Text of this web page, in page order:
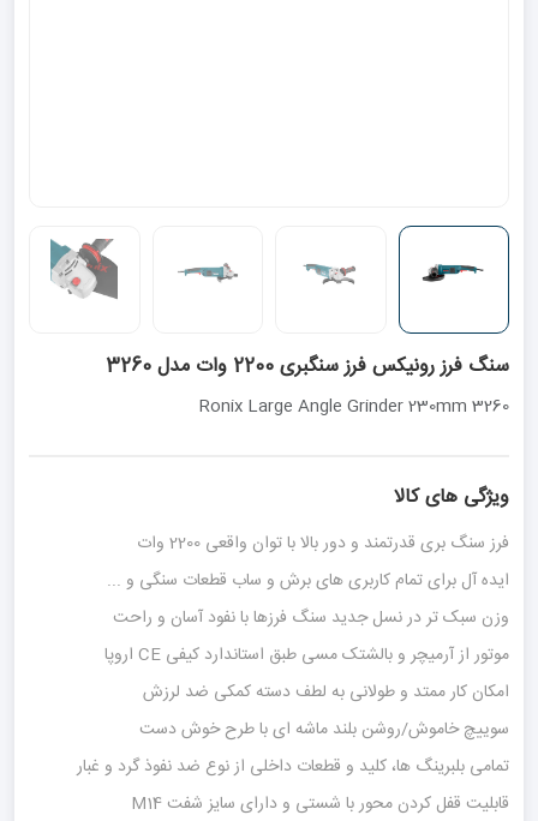
سنگ فرز رونیکس فرز سنگبری 2200 وات مدل 3260
Ronix Large Angle Grinder 230mm 3260
ویژگی های کالا
فرز سنگ بری قدرتمند و دور بالا با توان واقعی 2200 وات
ایده آل برای تمام کاربری های برش و ساب قطعات سنگی و ...
وزن سبک تر در نسل جدید سنگ فرزها با نفود آسان و راحت
موتور از آرمیچر و بالشتک مسی طبق استاندارد کیفی CE اروپا
امکان کار ممتد و طولانی به لطف دسته کمکی ضد لرزش
سوییچ خاموش/روشن بلند ماشه ای با طرح خوش دست
تمامی بلبرینگ ها، کلید و قطعات داخلی از نوع ضد نفوذ گرد و غبار
قابلیت قفل کردن محور با شستی و دارای سایز شفت M14